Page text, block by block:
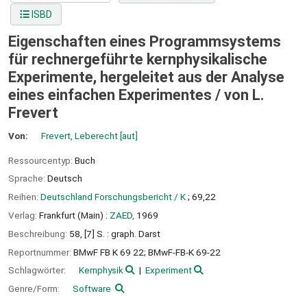
ISBD
Eigenschaften eines Programmsystems
für rechnergeführte kernphysikalische
Experimente, hergeleitet aus der Analyse
eines einfachen Experimentes / von L.
Frevert
Von: Frevert, Leberecht[aut]
Ressourcentyp: Buch
Sprache: Deutsch
Reihen: Deutschland Forschungsbericht / K; 69,22
Verlag: Frankfurt (Main) : ZAED, 1969
Beschreibung: 58, [7] S. : graph. Darst
Reportnummer: BMwF FB K 69 22; BMwF-FB-K 69-22
Schlagwörter:
Kernphysik
Experiment
Genre/Form:
Software